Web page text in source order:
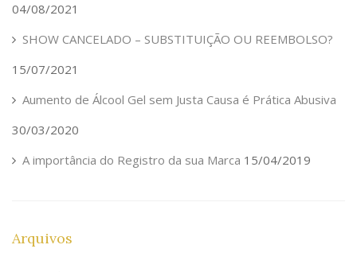
04/08/2021
SHOW CANCELADO – SUBSTITUIÇÃO OU REEMBOLSO?
15/07/2021
Aumento de Álcool Gel sem Justa Causa é Prática Abusiva
30/03/2020
A importância do Registro da sua Marca 15/04/2019
Arquivos